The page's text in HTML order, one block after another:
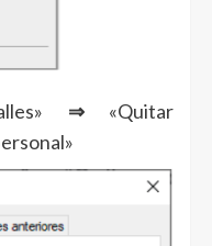
⇒«Quitar